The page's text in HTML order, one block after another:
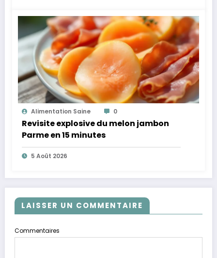
Alimentation Saine 0
Revisite explosive du melon jambon
Parme en 15 minutes
5 Août 2026
LAISSER UN COMMENTAIRE
Commentaires